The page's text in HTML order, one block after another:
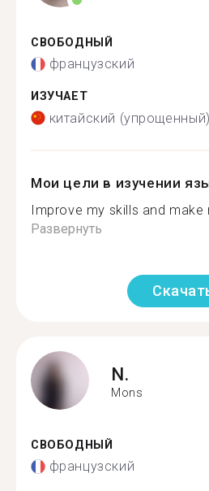
СВОБОДНЫЙ
французский
ИЗУЧАЕТ
китайский (упрощенный)
Мои цели в изучении
Improve my skills and make
Развернуть
N.
Mons
СВОБОДНЫЙ
французский